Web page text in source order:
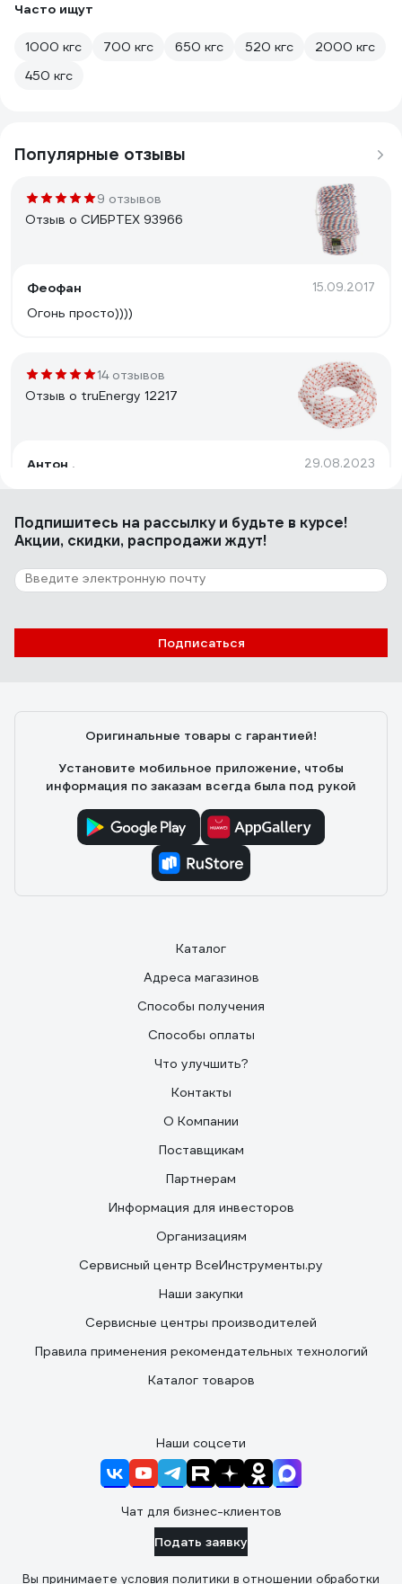
Часто ищут
1000 кгс 700 кгс 650 кгс 520 кгс
2000 кгс
450 кгс
Популярные отзывы
9 отзывов
Отзыв о СИБРТЕХ 93966
Феофан 15.09.2017
Огонь просто))))
14 отзывов
Отзыв о truEnergy 12217
Антон . 29.08.2023
со своей задачей справился
7 отзывов
Отзыв о СИБИН 50220-10
Подпишитесь на рассылкуи будьте в курсе!
Акции, скидки, распродажи ждут!
Подписаться
Оригинальные товары с гарантией!
Установите мобильное приложение, чтобы
информация по заказам всегда была под рукой
Каталог
Адреса магазинов
Способы получения
Способы оплаты
Что улучшить?
Контакты
О Компании
Поставщикам
Партнерам
Информация для инвесторов
Организациям
Сервисный центр ВсеИнструменты.ру
Наши закупки
Сервисные центры производителей
Правила применения рекомендательных технологий
Каталог товаров
Наши соцсети
Чат для бизнес-клиентов
Подать заявку
Вы принимаете условия политики в отношении обработки